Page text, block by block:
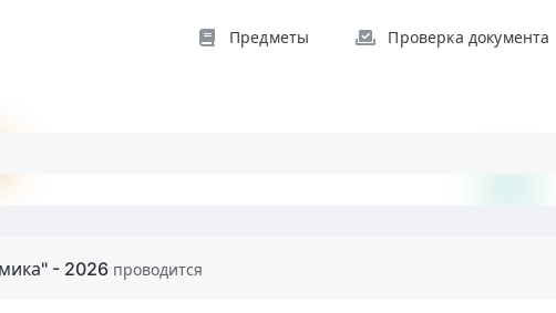
Предметы Проверка документа
- 2026 проводится